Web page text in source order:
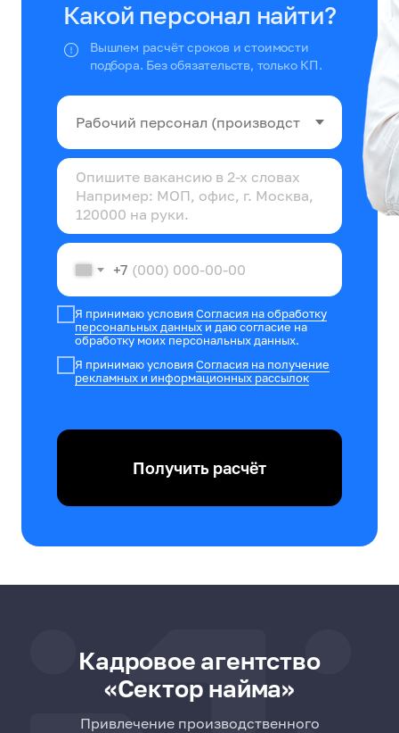
Какой персонал найти?
Вышлем расчёт сроков и стоимости
подбора. Без обязательств, только КП.
+7
Я принимаю условияСогласия на обработку
персональных данных и даю согласие на
обработку моих персональных данных.
Я принимаю условияСогласия на получение
рекламных и информационных рассылок
Получить расчёт
Привлечение производственного
Кадровое агентство
«Сектор найма»